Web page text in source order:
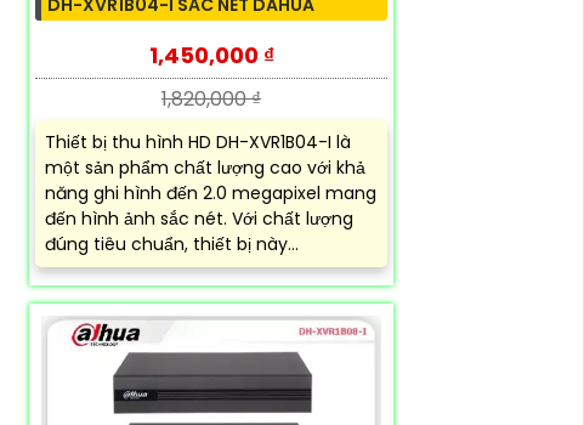
1,450,000 ₫
1,820,000 ₫
Thiết bị thu hình HD DH-XVR1B04-I là
một sản phẩm chất lượng cao với khả
năng ghi hình đến 2.0 megapixel mang
đến hình ảnh sắc nét. Với chất lượng
đúng tiêu chuẩn, thiết bị này...